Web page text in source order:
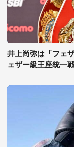
井上尚弥は「フェ
ェザー級王座統一